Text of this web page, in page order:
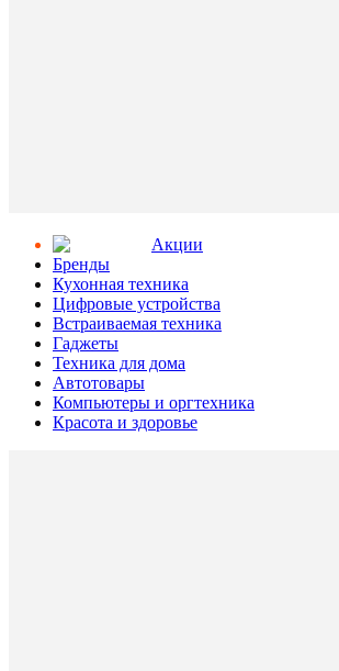
Aкции
Бренды
Кухонная техника
Цифровые устройства
Встраиваемая техника
Гаджеты
Техника для дома
Автотовары
Компьютеры и оргтехника
Красота и здоровье